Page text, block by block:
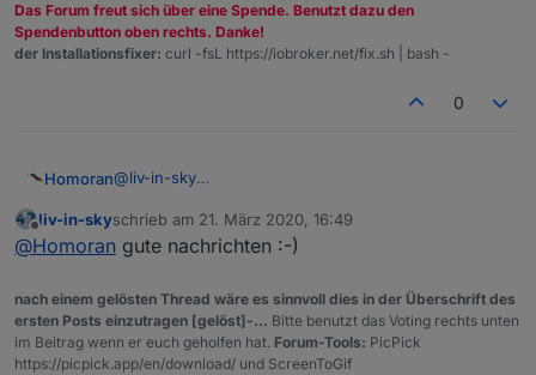
Das Forum freut sich über eine Spende. Benutzt dazu den
Spendenbutton oben rechts. Danke!
der Installationsfixer: curl -fsL https://iobroker.net/fix.sh | bash -
0
Homoran@liv-in-sky
KeyMatic leergenudelt, bis nichts mehr ging und dort
der lowbat auf leer stand.
Habe diese Batterien jetzt in dem ominösen BWM.
seitdem ich dort auf number umgestellt habeund
einen Wert eingetragen habescheint der
Datenpunkt lowbat bei jeder Bewegungserkennung
aktualisiert zu werden.
Ich Dussel bin gerade erst darauf gekommen, dies
durch Logging zu verifizieren:
false	true		2020-03-21
Offline
liv-in-skyschrieb am 21. März 2020, 16:49
zuletzt editiert von
@Homoran gute nachrichten :-)
nach einem gelösten Thread wäre es sinnvoll dies in der Überschrift des
ersten Posts einzutragen [gelöst]-... Bitte benutzt das Voting rechts unten
im Beitrag wenn er euch geholfen hat. Forum-Tools: PicPick
https://picpick.app/en/download/ und ScreenToGif